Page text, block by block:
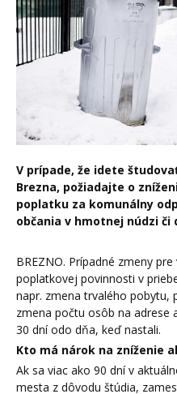
V prípade, že idete
Brezna, požiadajte o
poplatku za komunálny
občania v hmotnej núdzi či
BREZNO. Prípadné zmeny
poplatkovej povinnosti v
napr. zmena trvalého pobytu,
zmena počtu osôb na adrese
30 dní odo dňa, keď nastali.
Kto má nárok na zníženie
Ak sa viac ako 90 dní v
mesta z dôvodu štúdia,